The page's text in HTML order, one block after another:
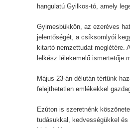
hangulatú Gyilkos-tó, amely
Gyimesbükkön, az ezeréves
jelentőségét, a csíksomlyói
kitartó nemzettudat meglétére.
lelkész lélekemelő ismertetője
Május 23-án délután tértünk
felejthetetlen emlékekkel
Ezúton is szeretnénk
tudásukkal, kedvességükkel